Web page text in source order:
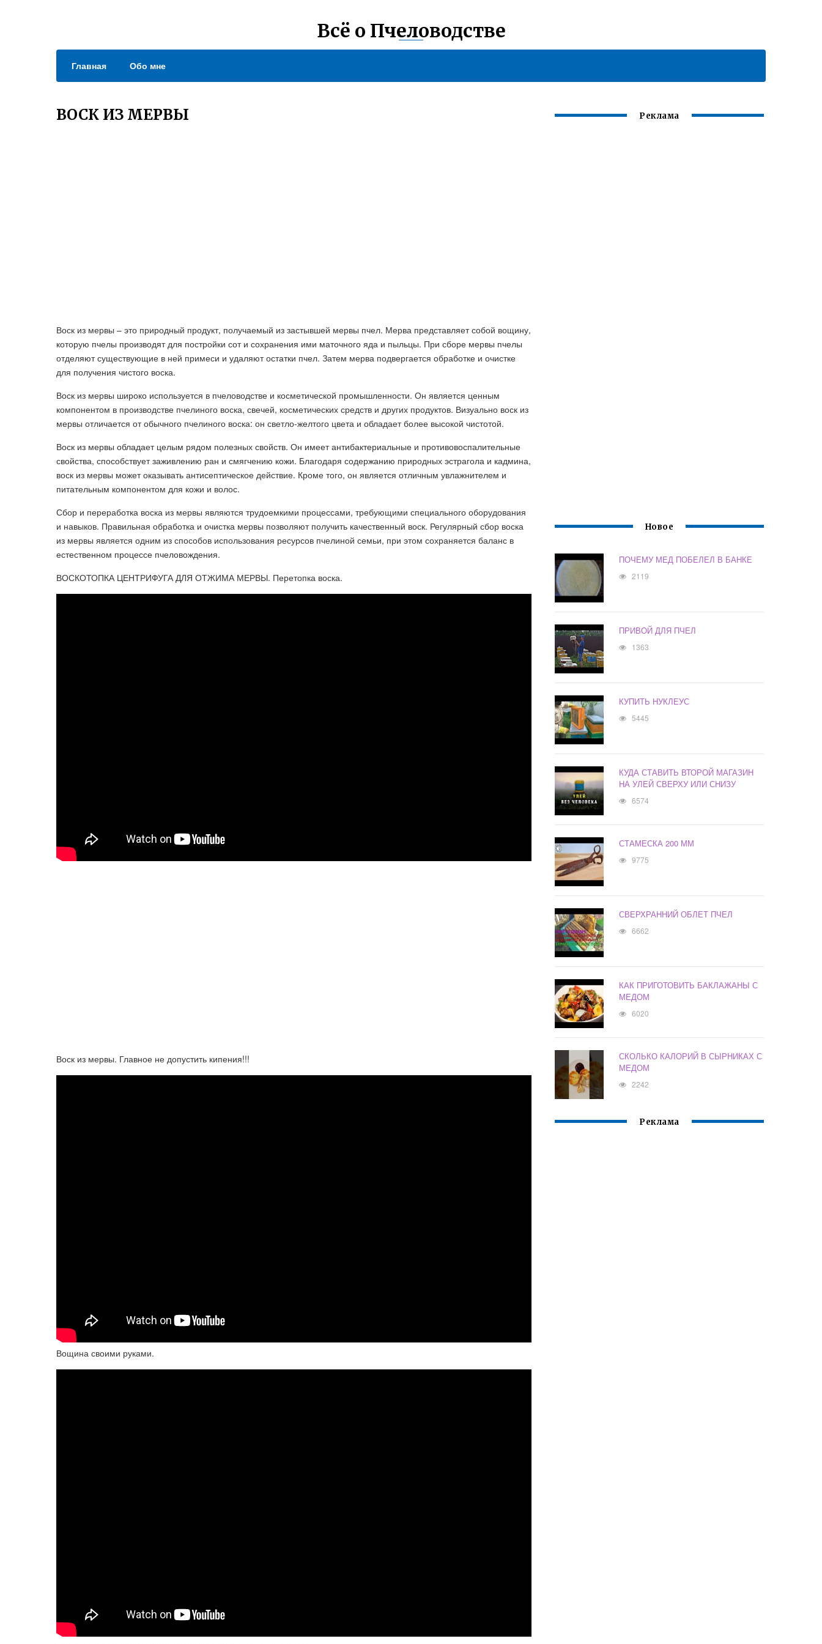
Всё о Пчеловодстве
Главная Обо мне
ВОСК ИЗ МЕРВЫ
Воск из мервы – это природный продукт, получаемый из застывшей мервы пчел. Мерва представляет собой вощину,
которую пчелы производят для постройки сот и сохранения ими маточного яда и пыльцы. При сборе мервы пчелы
отделяют существующие в ней примеси и удаляют остатки пчел. Затем мерва подвергается обработке и очистке
для получения чистого воска.
Воск из мервы широко используется в пчеловодстве и косметической промышленности. Он является ценным
компонентом в производстве пчелиного воска, свечей, косметических средств и других продуктов. Визуально воск из
мервы отличается от обычного пчелиного воска: он светло-желтого цвета и обладает более высокой чистотой.
Воск из мервы обладает целым рядом полезных свойств. Он имеет антибактериальные и противовоспалительные
свойства, способствует заживлению ран и смягчению кожи. Благодаря содержанию природных эстрагола и кадмина,
воск из мервы может оказывать антисептическое действие. Кроме того, он является отличным увлажнителем и
питательным компонентом для кожи и волос.
Сбор и переработка воска из мервы являются трудоемкими процессами, требующими специального оборудования
и навыков. Правильная обработка и очистка мервы позволяют получить качественный воск. Регулярный сбор воска
из мервы является одним из способов использования ресурсов пчелиной семьи, при этом сохраняется баланс в
естественном процессе пчеловождения.
ВОСКОТОПКА ЦЕНТРИФУГА ДЛЯ ОТЖИМА МЕРВЫ. Перетопка воска.
Воск из мервы. Главное не допустить кипения!!!
Вощина своими руками.
Реклама
Новое
ПОЧЕМУ МЕД ПОБЕЛЕЛ В БАНКЕ
2119
ПРИВОЙ ДЛЯ ПЧЕЛ
1363
КУПИТЬ НУКЛЕУС
5445
КУДА СТАВИТЬ ВТОРОЙ МАГАЗИН
НА УЛЕЙ СВЕРХУ ИЛИ СНИЗУ
6574
СТАМЕСКА 200 ММ
9775
СВЕРХРАННИЙ ОБЛЕТ ПЧЕЛ
6662
КАК ПРИГОТОВИТЬ БАКЛАЖАНЫ С
МЕДОМ
6020
СКОЛЬКО КАЛОРИЙ В СЫРНИКАХ С
МЕДОМ
2242
Реклама